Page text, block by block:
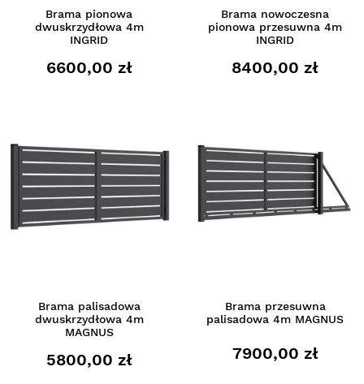
Brama pionowa
dwuskrzydłowa 4m
INGRID
6600,00 zł
Brama nowoczesna
pionowa przesuwna 4m
INGRID
8400,00 zł
Brama palisadowa
dwuskrzydłowa 4m
MAGNUS
5800,00 zł
Brama przesuwna
palisadowa 4m MAGNUS
7900,00 zł